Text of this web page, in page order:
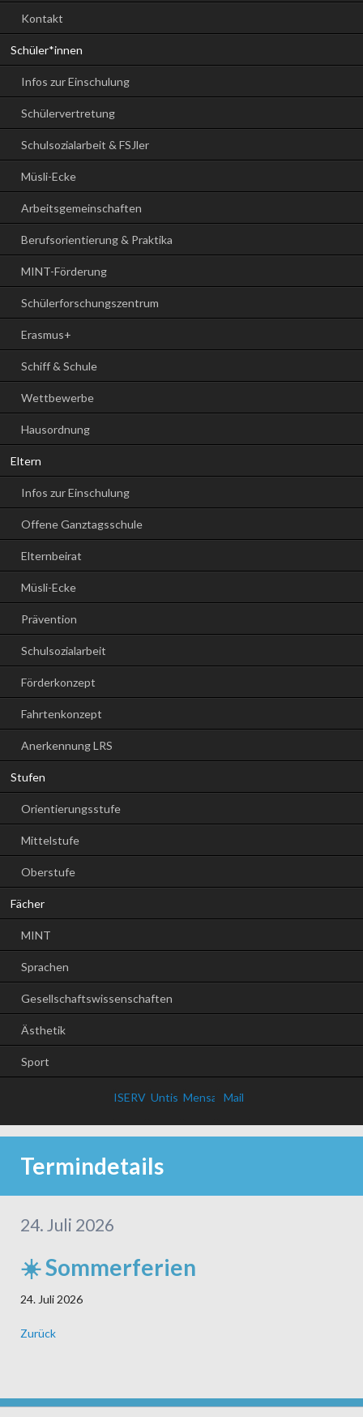
Kontakt
Schüler*innen
Infos zur Einschulung
Schülervertretung
Schulsozialarbeit & FSJler
Müsli-Ecke
Arbeitsgemeinschaften
Berufsorientierung & Praktika
MINT-Förderung
Schülerforschungszentrum
Erasmus+
Schiff & Schule
Wettbewerbe
Hausordnung
Eltern
Infos zur Einschulung
Offene Ganztagsschule
Elternbeirat
Müsli-Ecke
Prävention
Schulsozialarbeit
Förderkonzept
Fahrtenkonzept
Anerkennung LRS
Stufen
Orientierungsstufe
Mittelstufe
Oberstufe
Fächer
MINT
Sprachen
Gesellschaftswissenschaften
Ästhetik
Sport
ISERV Untis Mensa Mail
Termindetails
24. Juli 2026
☀️ Sommerferien
24. Juli 2026
Zurück